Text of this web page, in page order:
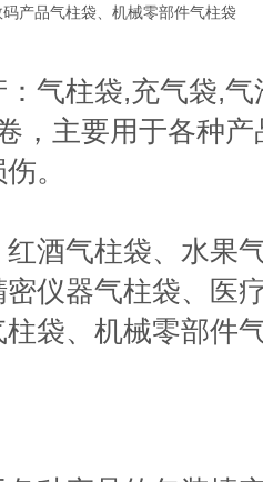
产品气柱袋、机械零部件气柱袋
气柱袋,充气袋,
，主要用于各种
。
酒气柱袋、水果
仪器气柱袋、医
袋、机械零部件